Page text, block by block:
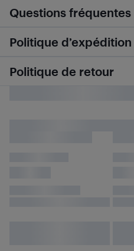
Questions fréquentes
Politique d’expédition
Politique de retour